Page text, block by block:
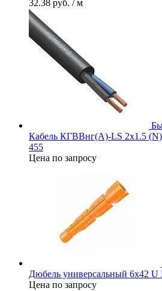
32.38 руб. / м
Кабель КГВВнг(А)-LS 2х1.5
455
Цена по запросу
Дюбель универсальный 6х42 U
Цена по запросу